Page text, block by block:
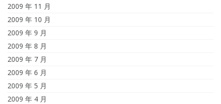
2009 年 11 月
2009 年 10 月
2009 年 9 月
2009 年 8 月
2009 年 7 月
2009 年 6 月
2009 年 5 月
2009 年 4 月